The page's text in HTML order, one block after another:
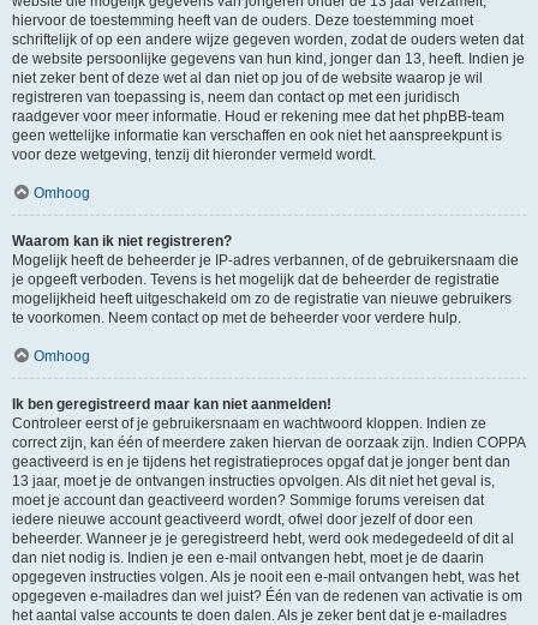
hiervoor de toestemming heeft van de ouders. Deze toestemming moet
schriftelijk of op een andere wijze gegeven worden, zodat de ouders weten dat
de website persoonlijke gegevens van hun kind, jonger dan 13, heeft. Indien je
niet zeker bent of deze wet al dan niet op jou of de website waarop je wil
registreren van toepassing is, neem dan contact op met een juridisch
raadgever voor meer informatie. Houd er rekening mee dat het phpBB-team
geen wettelijke informatie kan verschaffen en ook niet het aanspreekpunt is
voor deze wetgeving, tenzij dit hieronder vermeld wordt.
Omhoog
Waarom kan ik niet registreren?
Mogelijk heeft de beheerder je IP-adres verbannen, of de gebruikersnaam die
je opgeeft verboden. Tevens is het mogelijk dat de beheerder de registratie
mogelijkheid heeft uitgeschakeld om zo de registratie van nieuwe gebruikers
te voorkomen. Neem contact op met de beheerder voor verdere hulp.
Omhoog
Ik ben geregistreerd maar kan niet aanmelden!
Controleer eerst of je gebruikersnaam en wachtwoord kloppen. Indien ze
correct zijn, kan één of meerdere zaken hiervan de oorzaak zijn. Indien COPPA
geactiveerd is en je tijdens het registratieproces opgaf dat je jonger bent dan
13 jaar, moet je de ontvangen instructies opvolgen. Als dit niet het geval is,
moet je account dan geactiveerd worden? Sommige forums vereisen dat
iedere nieuwe account geactiveerd wordt, ofwel door jezelf of door een
beheerder. Wanneer je je geregistreerd hebt, werd ook medegedeeld of dit al
dan niet nodig is. Indien je een e-mail ontvangen hebt, moet je de daarin
opgegeven instructies volgen. Als je nooit een e-mail ontvangen hebt, was het
opgegeven e-mailadres dan wel juist? Één van de redenen van activatie is om
het aantal valse accounts te doen dalen. Als je zeker bent dat je e-mailadres